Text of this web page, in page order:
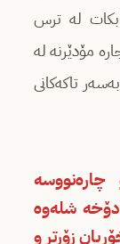
بكات لە ترس
مۆدێرنە لە
تاكەكانی
شلەوە
زۆرتر و